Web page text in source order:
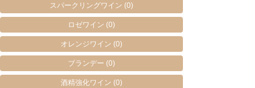
スパークリングワイン(0)
ロゼワイン(0)
オレンジワイン(0)
ブランデー(0)
酒精強化ワイン(0)